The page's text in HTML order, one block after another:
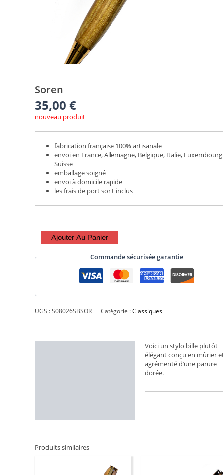
Soren
35,00 €
nouveau produit
fabrication française 100% artisanale
envoi en France, Allemagne, Belgique, Italie,
Suisse
emballage soigné
envoi à domicile rapide
les frais de port sont inclus
Ajouter Au Panier
Commande sécurisée garantie
UGS :S08026SBSOR Catégorie :Classiques
Voici un stylo bille plutôt
élégant conçu en mûrier
agrémenté d’une parure
dorée.
Produits similaires